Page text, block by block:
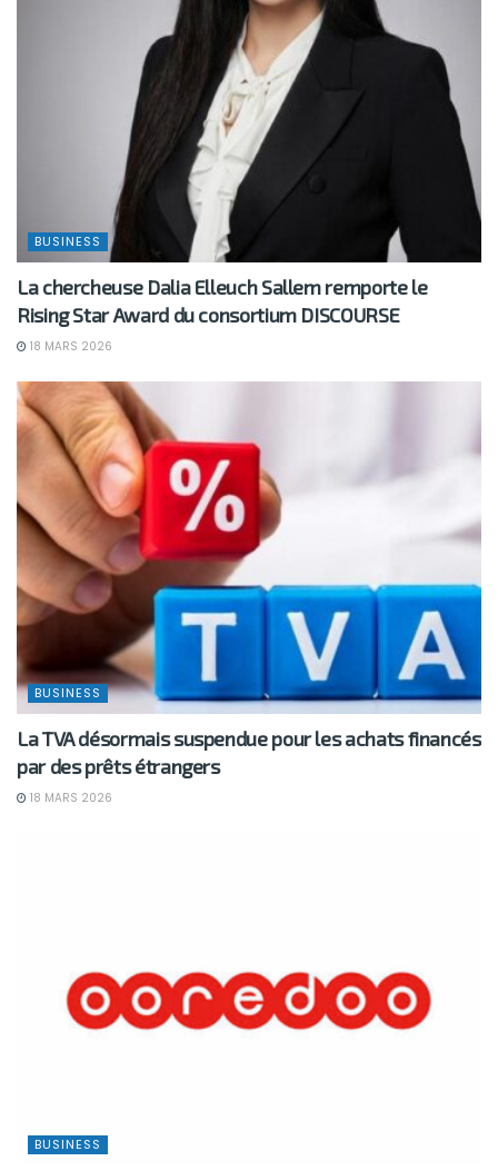
BUSINESS
La chercheuse Dalia Elleuch Sallem remporte le
Rising Star Award du consortium DISCOURSE
18 MARS 2026
BUSINESS
La TVA désormais suspendue pour les achats financés
par des prêts étrangers
18 MARS 2026
BUSINESS